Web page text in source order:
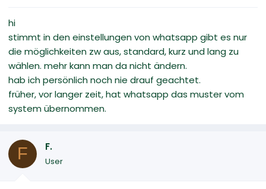
hi
stimmt in den einstellungen von whatsapp gibt es nur
die möglichkeiten zw aus, standard, kurz und lang zu
wählen. mehr kann man da nicht ändern.
hab ich persönlich noch nie drauf geachtet.
früher, vor langer zeit, hat whatsapp das muster vom
system übernommen.
F F.
User